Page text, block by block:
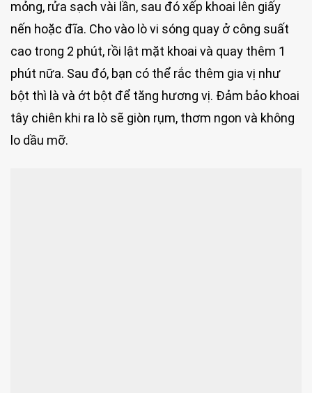
mỏng, rửa sạch vài lần, sau đó xếp khoai lên giấy
nến hoặc đĩa. Cho vào lò vi sóng quay ở công suất
cao trong 2 phút, rồi lật mặt khoai và quay thêm 1
phút nữa. Sau đó, bạn có thể rắc thêm gia vị như
bột thì là và ớt bột để tăng hương vị. Đảm bảo khoai
tây chiên khi ra lò sẽ giòn rụm, thơm ngon và không
lo dầu mỡ.